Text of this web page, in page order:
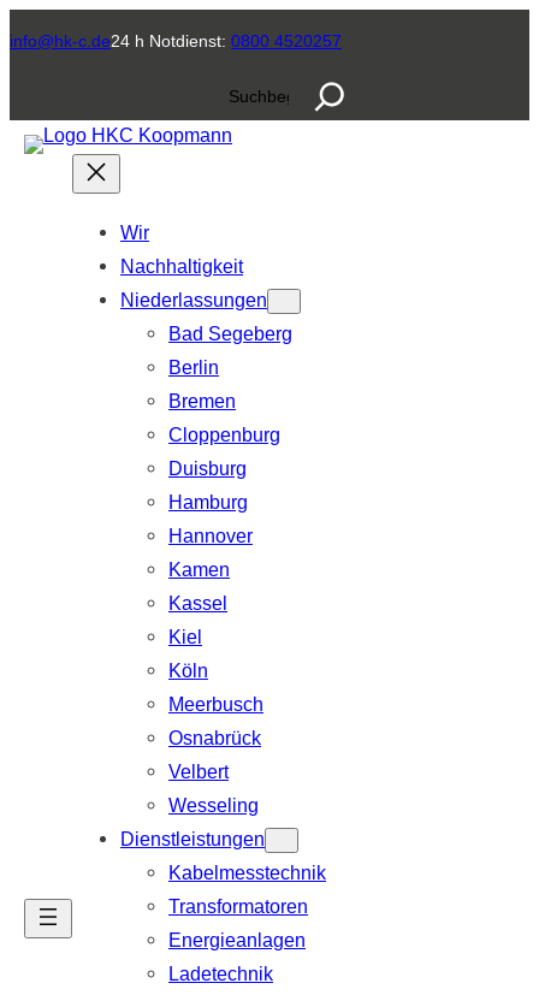
info@hk-c.de24 h Notdienst: 0800 4520257
S
u
n
Wir
Nachhaltigkeit
Niederlassungen
Bad Segeberg
Berlin
Bremen
Cloppenburg
Duisburg
Hamburg
Hannover
Kamen
Kassel
Kiel
Köln
Meerbusch
Osnabrück
Velbert
Wesseling
Dienstleistungen
Kabelmesstechnik
Transformatoren
Energieanlagen
Ladetechnik